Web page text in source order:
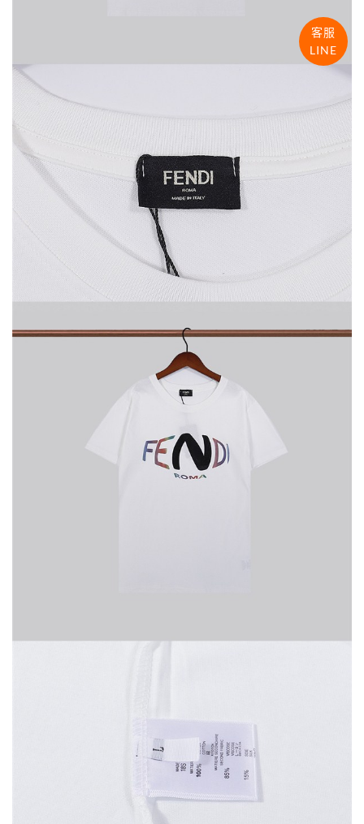
客服
LINE